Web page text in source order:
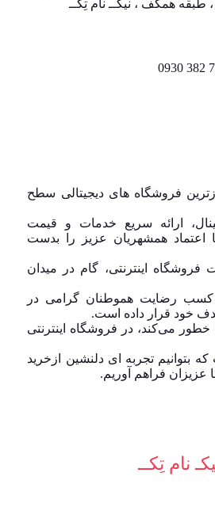
همکف ، نیکــ نام تِکــ
فروشگاه های دیجیتالی سطح
ارائه سریع خدمات و قیمت
اعتماد همشهریان عزیز را بدست
فروشگاه اینترنتی، گام در میدان
کسب رضایت هموطنان گرامی در
خود قرار داده است.
می‌کند، در فروشگاه اینترنتی
بتوانیم تجربه ای دلنشین ازخرید
عزیزان فراهم آوریم.
نام تِکــ